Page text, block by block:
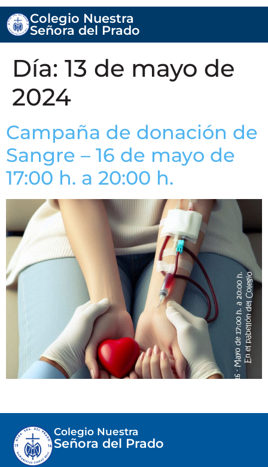
Colegio Nuestra
Señora del Prado
Día: 13 de mayo de
2024
Campaña de donación de
Sangre – 16 de mayo de
17:00 h. a 20:00 h.
Colegio Nuestra
Señora del Prado